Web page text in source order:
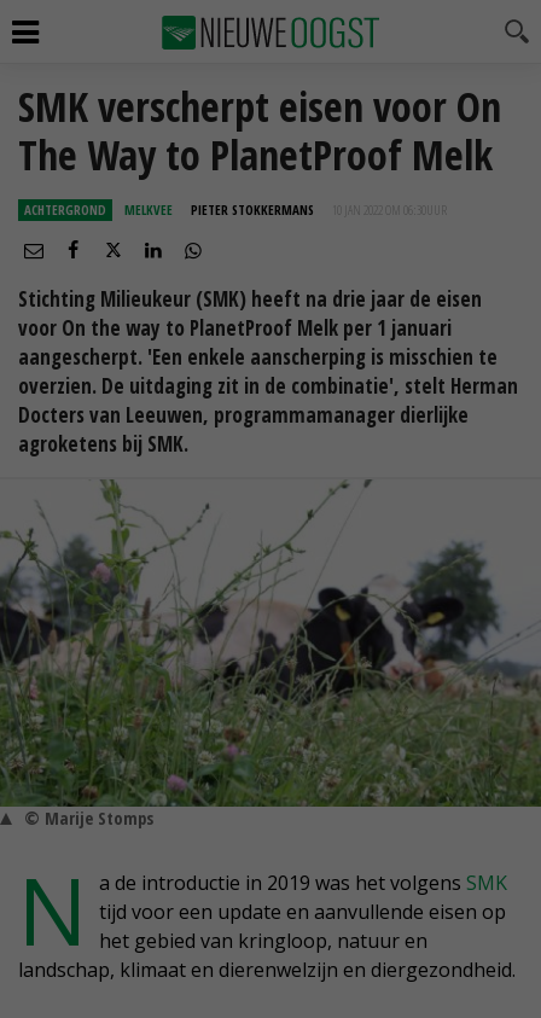
SMK verscherpt eisen voor On
The Way to PlanetProof Melk
ACHTERGROND MELKVEE PIETER STOKKERMANS 10 JAN 2022 OM 06:30
Stichting Milieukeur (SMK) heeft na drie jaar de eisen
voor On the way to PlanetProof Melk per 1 januari
aangescherpt. 'Een enkele aanscherping is misschien te
overzien. De uitdaging zit in de combinatie', stelt Herman
Docters van Leeuwen, programmamanager dierlijke
agroketens bij SMK.
© Marije Stomps
N a de introductie in 2019 was het volgens SMK
tijd voor een update en aanvullende eisen op
het gebied van kringloop, natuur en
landschap, klimaat en dierenwelzijn en diergezondheid.